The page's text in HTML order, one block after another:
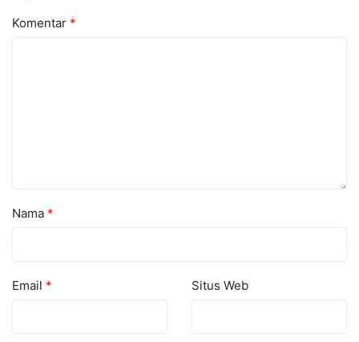
Komentar *
Nama *
Email * Situs Web